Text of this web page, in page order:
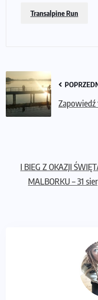
Transalpine Run
I BIEG Z OKAZJI
MALBORKU – 31